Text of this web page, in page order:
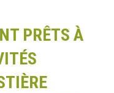
PRÊTS À